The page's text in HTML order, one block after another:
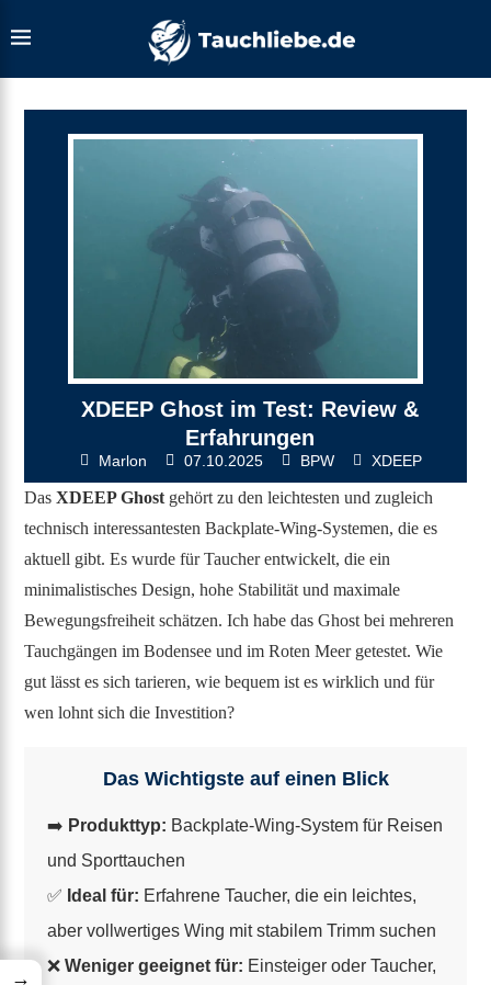
XDEEP Ghost im Test: Review &
Erfahrungen
Marlon 07.10.2025 BPW XDEEP
DasXDEEP Ghost gehört zu den leichtesten und zugleich
technisch interessantesten Backplate-Wing-Systemen, die es
aktuell gibt. Es wurde für Taucher entwickelt, die ein
minimalistisches Design, hohe Stabilität und maximale
Bewegungsfreiheit schätzen. Ich habe das Ghost bei mehreren
Tauchgängen im Bodensee und im Roten Meer getestet. Wie
gut lässt es sich tarieren, wie bequem ist es wirklich und für
wen lohnt sich die Investition?
Das Wichtigste auf einen Blick
➡️ Produkttyp: Backplate-Wing-System für Reisen
und Sporttauchen
✅ Ideal für: Erfahrene Taucher, die ein leichtes,
aber vollwertiges Wing mit stabilem Trimm suchen
❌ Weniger geeignet für: Einsteiger oder Taucher,
→